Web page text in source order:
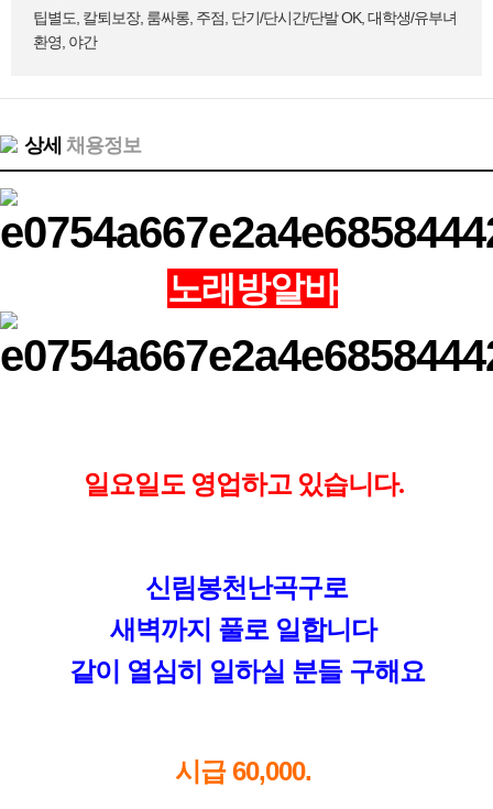
팁별도, 칼퇴보장, 룸싸롱, 주점, 단기/단시간/단발 OK, 대학생/유부녀
환영, 야간
상세 채용정보
노래방알바
일요일도 영업하고 있습니다.
신림봉천난곡구로
새벽까지 풀로 일합니다
같이 열심히 일하실 분들 구해요
시급 60,000.